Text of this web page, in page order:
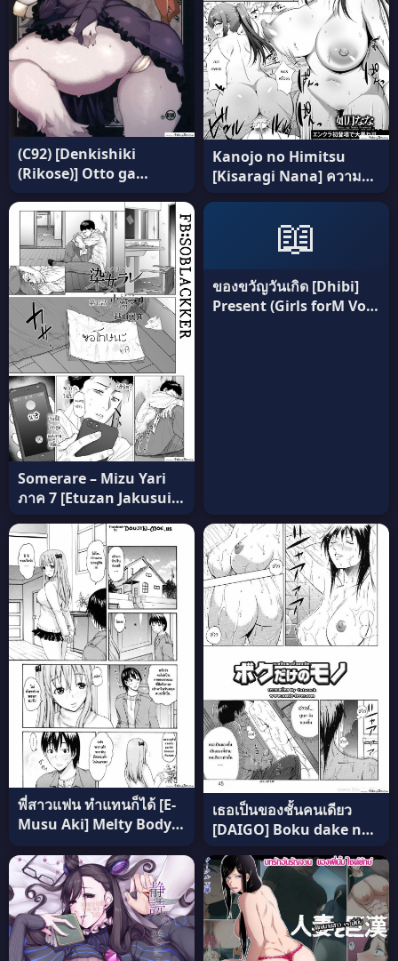
(C92) [Denkishiki
(Rikose)] Otto ga
Inainode แปลไทย
Kanojo no Himitsu
[Kisaragi Nana] ความลับ
ของแฟนสาว แปลไทย
Somerare – Mizu Yari
ภาค 7 [Etuzan Jakusui]
แปลไทย
📖
ของขวัญวันเกิด [Dhibi]
Present (Girls forM Vol.
พี่สาวแฟน ทำแทนก็ได้ [E-
Musu Aki] Melty Body 9
แปลไทย
เธอเป็นของชั้นคนเดียว
[DAIGO] Boku dake no
Mono (GRIND) อ่านฟรี